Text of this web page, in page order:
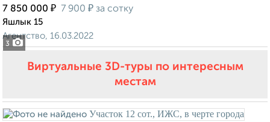
3
7 850 000 ₽ 7 900 ₽ за сотку
Яшлык 15
Агентство, 16.03.2022
Виртуальные 3D-туры по интересным
местам